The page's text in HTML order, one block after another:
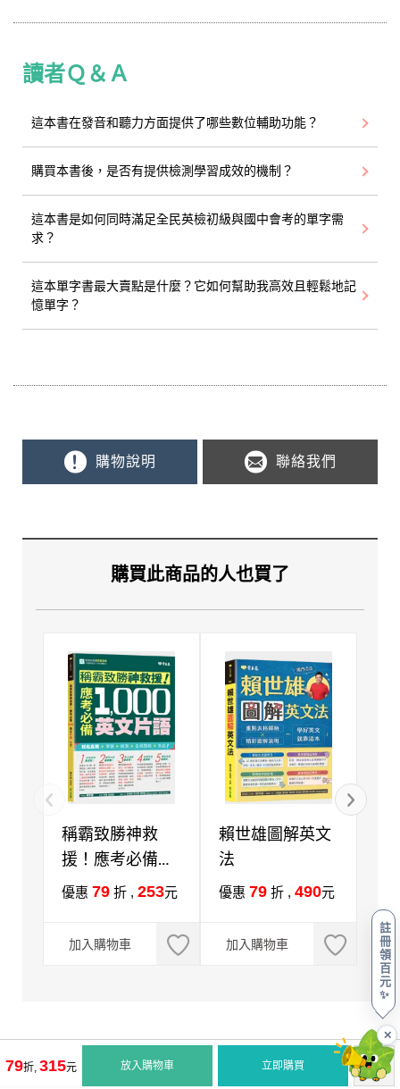
註
冊
領
百
元
✨
✕
79折, 315元 放入購物車 立即購買
讀者Ｑ＆Ａ
這本書在發音和聽力方面提供了哪些數位輔助功能？
購買本書後，是否有提供檢測學習成效的機制？
這本書是如何同時滿足全民英檢初級與國中會考的單字需
求？
這本單字書最大賣點是什麼？它如何幫助我高效且輕鬆地記
憶單字？
購物說明 聯絡我們
購買此商品的人也買了
稱霸致勝神救
援！應考必備
1000英文片語
音檔
優惠 79 折 , 253元
加入購物車
賴世雄圖解英文
法
優惠 79 折 , 490元
加入購物車
好
檔
加